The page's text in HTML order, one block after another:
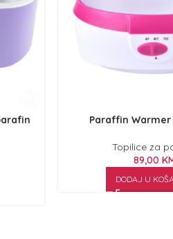
Paraffin Warmer
Topilice za
89,00
DODAJ U